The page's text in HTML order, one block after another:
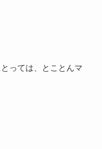
っては、とことんマ